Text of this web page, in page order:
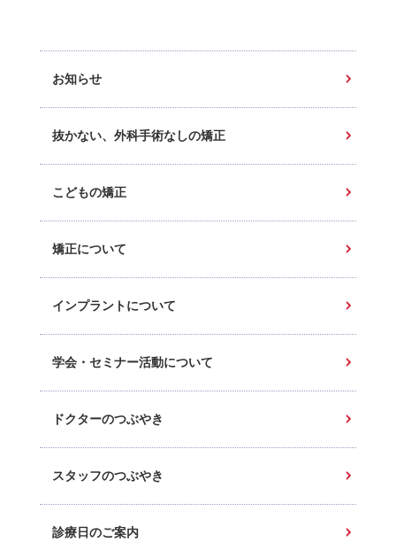
お知らせ
抜かない、外科手術なしの矯正
こどもの矯正
矯正について
インプラントについて
学会・セミナー活動について
ドクターのつぶやき
スタッフのつぶやき
診療日のご案内